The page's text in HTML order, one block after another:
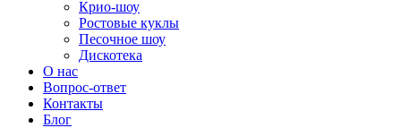
Крио-шоу
Ростовые куклы
Песочное шоу
Дискотека
О нас
Вопрос-ответ
Контакты
Блог